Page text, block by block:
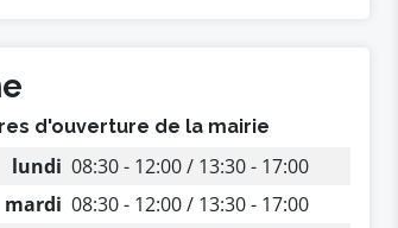
d'ouverture de la mairie
lundi 08:30 - 12:00 / 13:30 - 17:00
mardi 08:30 - 12:00 / 13:30 - 17:00